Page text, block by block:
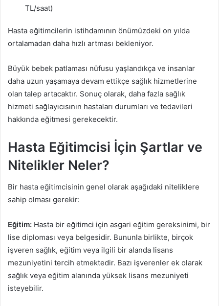
TL/saat)
Hasta eğitimcilerin istihdamının önümüzdeki on yılda
ortalamadan daha hızlı artması bekleniyor.
Büyük bebek patlaması nüfusu yaşlandıkça ve insanlar
daha uzun yaşamaya devam ettikçe sağlık hizmetlerine
olan talep artacaktır. Sonuç olarak, daha fazla sağlık
hizmeti sağlayıcısının hastaları durumları ve tedavileri
hakkında eğitmesi gerekecektir.
Hasta Eğitimcisi İçin Şartlar ve
Nitelikler Neler?
Bir hasta eğitimcisinin genel olarak aşağıdaki niteliklere
sahip olması gerekir:
Eğitim: Hasta bir eğitimci için asgari eğitim gereksinimi, bir
lise diploması veya belgesidir. Bununla birlikte, birçok
işveren sağlık, eğitim veya ilgili bir alanda lisans
mezuniyetini tercih etmektedir. Bazı işverenler ek olarak
sağlık veya eğitim alanında yüksek lisans mezuniyeti
isteyebilir.